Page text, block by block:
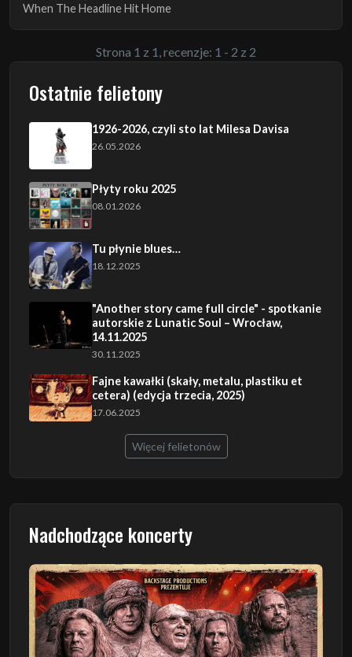
When The Headline Hit Home
Strona 1 z 1, recenzje: 1 - 2 z 2
Ostatnie felietony
1926-2026, czyli sto lat Milesa Davisa
26.05.2026
Płyty roku 2025
08.01.2026
Tu płynie blues…
18.12.2025
"Another story came full circle" - spotkanie
autorskie z Lunatic Soul – Wrocław,
14.11.2025
30.11.2025
Fajne kawałki (skały, metalu, plastiku et
cetera) (edycja trzecia, 2025)
17.06.2025
Więcej felietonów
Nadchodzące koncerty